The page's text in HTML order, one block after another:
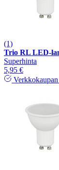
(1)
Trio RL LED-
Superhinta
5,95 €
Verkkokaupan